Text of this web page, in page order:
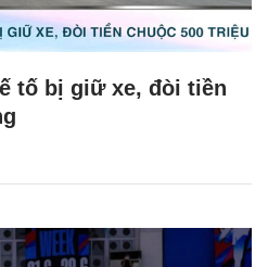
tố bị giữ xe, đòi tiền